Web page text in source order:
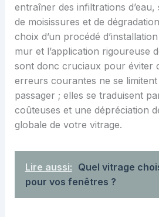
entraîner des infiltrations d’eau,
de moisissures et de
choix d’un procédé
mur et l’application rigoureuse
sont donc cruciaux pour éviter
erreurs courantes ne se
passager ; elles se traduisent
coûteuses et une dépréciation
globale de votre vitrage.
Lire aussi: Quel vitrage
pour vos fenêtres ?